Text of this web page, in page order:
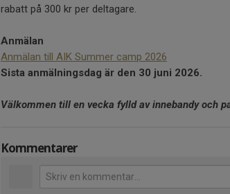
rabatt på 300 kr per deltagare.
Anmälan
Anmälan till AIK Summer camp 2026
Sista anmälningsdag är den 30 juni 2026.
Välkommen till en vecka fylld av innebandy och
Kommentarer